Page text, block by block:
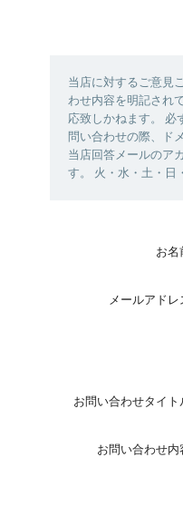
当店に対するご意見
わせ内容を明記され
応致しかねます。 必
問い合わせの際、ド
当店回答メールのア
す。 火・水・土・日
お名
メールアドレ
お問い合わせタイト
お問い合わせ内